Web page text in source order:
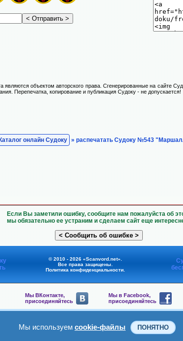
являются объектом авторского права. Сгенерированные на сайте
Перепечатка, копирование и публикация Судоку - не допускается!
онлайн Судоку » распечатать Судоку №543
Если Вы заметили ошибку, сообщите нам пожалуйста об
мы обязательно ее устраним и сделаем сайт еще
© 2010 - 2026 «Scanvord.net».
Все права защищены.
Политика конфиденциальности.
Мы ВКонтакте,
присоединяйтесь
Мы в Facebook,
присоединяйтесь
присоединяйтесь
Мы используем cookie-файлы ПОНЯТНО